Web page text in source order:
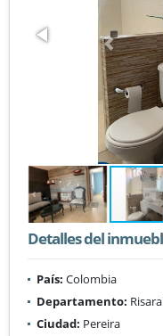
Detalles del
País: Colombia
Departamento:
Ciudad: Pereira